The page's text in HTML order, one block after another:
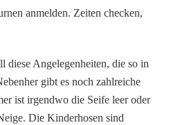
anmelden. Zeiten checken,
diese Angelegenheiten, die so in
gibt es noch zahlreiche
ist irgendwo die Seife leer oder
Die Kinderhosen sind